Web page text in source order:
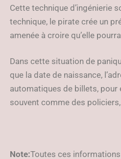
Cette technique d’ingénierie
technique, le pirate crée un
amenée à croire qu’elle
Dans cette situation de
que la date de naissance,
automatiques de billets, pour
souvent comme des
Note:Toutes ces